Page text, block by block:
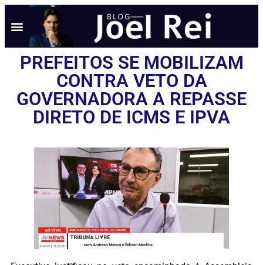
PREFEITOS SE MOBILIZAM
CONTRA VETO DA
GOVERNADORA A REPASSE
DIRETO DE ICMS E IPVA